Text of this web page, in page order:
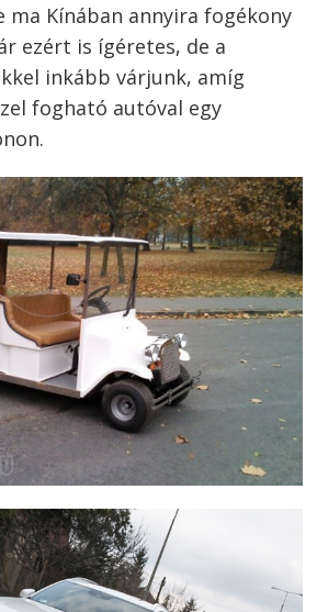
ma Kínában annyira fogékony
ezért is ígéretes, de a
inkább várjunk, amíg
fogható autóval egy